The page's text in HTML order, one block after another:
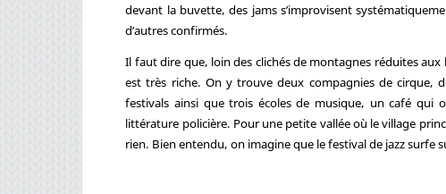
devant la buvette, des jams s’improvisent
d’autres confirmés.
Il faut dire que, loin des clichés de montagnes réduites
est très riche. On y trouve deux compagnies de cirque,
festivals ainsi que trois écoles de musique, un café qui
littérature policière. Pour une petite vallée où le village
rien. Bien entendu, on imagine que le festival de jazz surfe